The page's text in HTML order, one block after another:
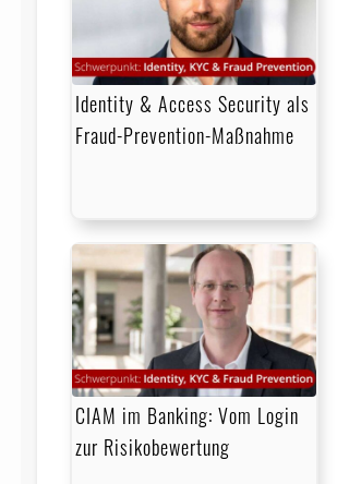
Identity & Access Security als
Fraud-Prevention-Maßnahme
CIAM im Banking: Vom Login
zur Risikobewertung